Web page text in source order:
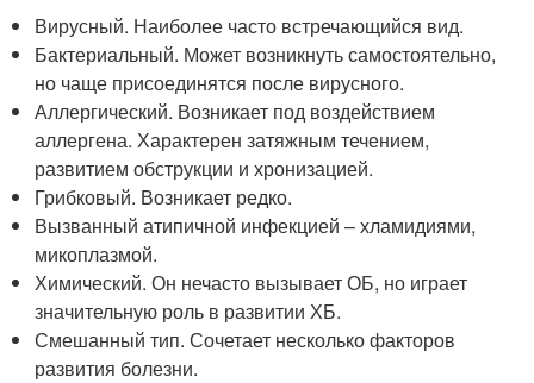
Вирусный. Наиболее часто встречающийся вид.
Бактериальный. Может возникнуть самостоятельно,
но чаще присоединятся после вирусного.
Аллергический. Возникает под воздействием
аллергена. Характерен затяжным течением,
развитием обструкции и хронизацией.
Грибковый. Возникает редко.
Вызванный атипичной инфекцией – хламидиями,
микоплазмой.
Химический. Он нечасто вызывает ОБ, но играет
значительную роль в развитии ХБ.
Смешанный тип. Сочетает несколько факторов
развития болезни.